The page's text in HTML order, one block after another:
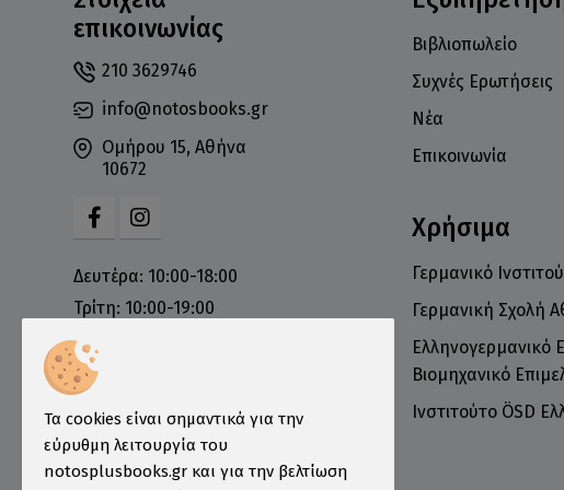
επικοινωνίας
210 3629746
info@notosbooks.gr
Ομήρου 15, Αθήνα
10672
Δευτέρα: 10:00-18:00
Τρίτη: 10:00-19:00
Τετάρτη: 10:00-18:00
Πέμπτη: 10:00-19:00
Σάββατο: 10:00-16:00
Κυριακή: Κλειστά
Βιβλιοπωλείο
Συχνές Ερωτήσεις
Νέα
Επικοινωνία
Χρήσιμα
Γερμανικό
Γερμανική Σχολή
Ελληνογερμανικό
Βιομηχανικό
Ινστιτούτο ÖSD
Τα cookies είναι σημαντικά για την
εύρυθμη λειτουργία του
notosplusbooks.gr και για την βελτίωση